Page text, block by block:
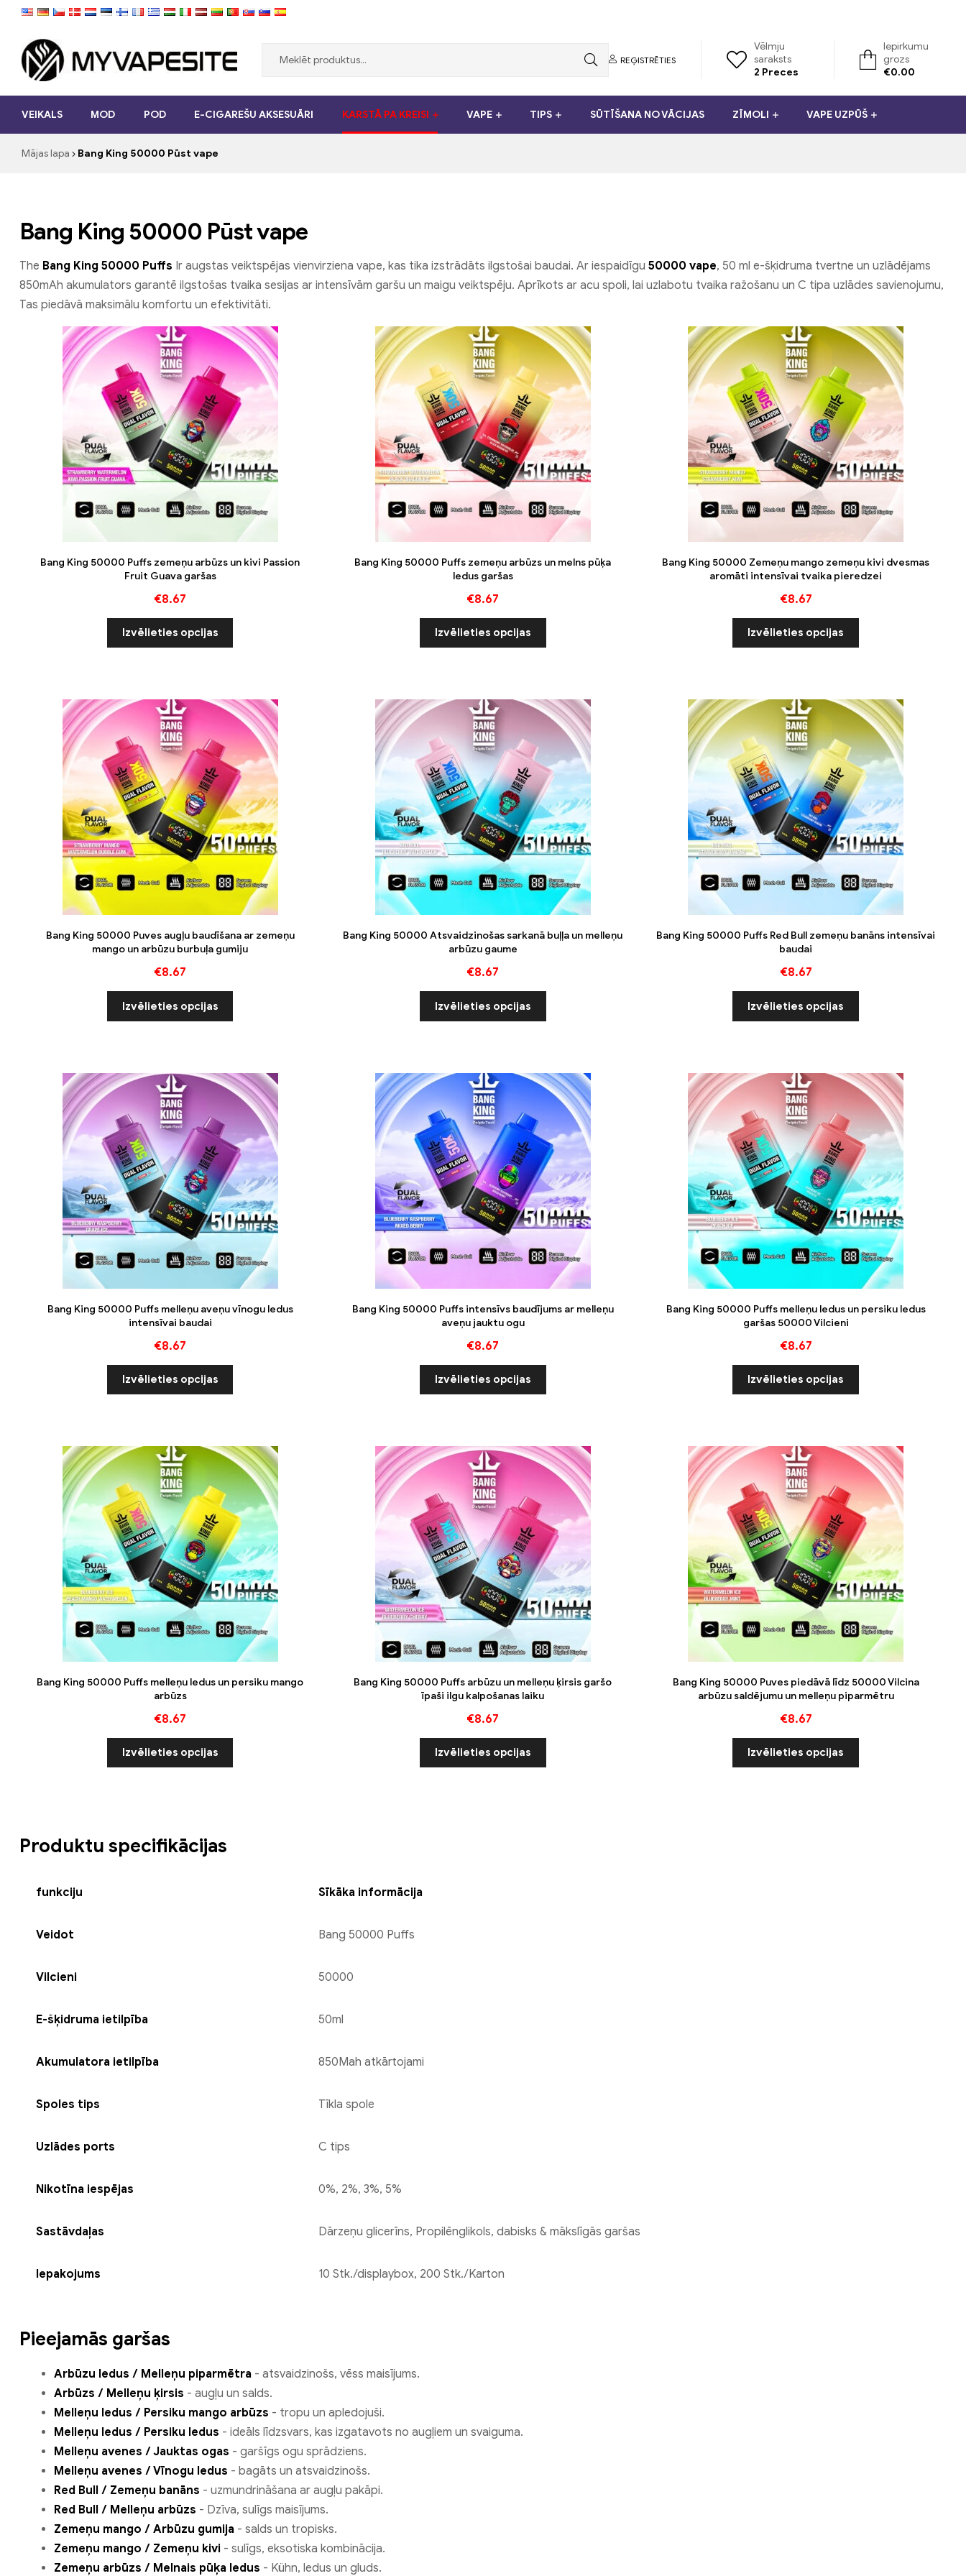
Myvapesite.de
cigaretes
REĢISTRĒTIES
Vēlmju
saraksts
2 Preces
Iepirkumu
grozs
€0.00
VEIKALS MOD POD E-CIGAREŠU AKSESUĀRI KARSTĀ PA KREISI VAPE TIPS SŪTĪŠANA NO VĀCIJAS ZĪMOLI VAPE UZPŪŠ
Mājas lapa Bang King 50000 Pūst vape
Bang King 50000 Pūst vape
The Bang King 50000 Puffs Ir augstas veiktspējas vienvirziena vape, kas tika izstrādāts ilgstošai baudai. Ar iespaidīgu 50000 vape, 50 ml e-šķidruma tvertne un uzlādējams
850mAh akumulators garantē ilgstošas ​​tvaika sesijas ar intensīvām garšu un maigu veiktspēju. Aprīkots ar acu spoli, lai uzlabotu tvaika ražošanu un C tipa uzlādes savienojumu,
Tas piedāvā maksimālu komfortu un efektivitāti.
Bang King 50000 Puffs zemeņu arbūzs un kivi Passion
Fruit Guava garšas
€8.67
Izvēlieties opcijas
Bang King 50000 Puffs zemeņu arbūzs un melns pūķa
ledus garšas
€8.67
Izvēlieties opcijas
Bang King 50000 Zemeņu mango zemeņu kivi dvesmas
aromāti intensīvai tvaika pieredzei
€8.67
Izvēlieties opcijas
Bang King 50000 Puves augļu baudīšana ar zemeņu
mango un arbūzu burbuļa gumiju
€8.67
Izvēlieties opcijas
Bang King 50000 Atsvaidzinošas sarkanā buļļa un melleņu
arbūzu gaume
€8.67
Izvēlieties opcijas
Bang King 50000 Puffs Red Bull zemeņu banāns intensīvai
baudai
€8.67
Izvēlieties opcijas
Bang King 50000 Puffs melleņu aveņu vīnogu ledus
intensīvai baudai
€8.67
Izvēlieties opcijas
Bang King 50000 Puffs intensīvs baudījums ar melleņu
aveņu jauktu ogu
€8.67
Izvēlieties opcijas
Bang King 50000 Puffs melleņu ledus un persiku ledus
garšas 50000 Vilcieni
€8.67
Izvēlieties opcijas
Bang King 50000 Puffs melleņu ledus un persiku mango
arbūzs
€8.67
Izvēlieties opcijas
Bang King 50000 Puffs arbūzu un melleņu ķirsis garšo
īpaši ilgu kalpošanas laiku
€8.67
Izvēlieties opcijas
Bang King 50000 Puves piedāvā līdz 50000 Vilcina
arbūzu saldējumu un melleņu piparmētru
€8.67
Izvēlieties opcijas
Produktu specifikācijas
funkciju Sīkāka informācija
Veidot Bang 50000 Puffs
Vilcieni 50000
E-šķidruma ietilpība 50ml
Akumulatora ietilpība 850Mah atkārtojami
Spoles tips Tīkla spole
Uzlādes ports C tips
Nikotīna iespējas 0%, 2%, 3%, 5%
Sastāvdaļas Dārzeņu glicerīns, Propilēnglikols, dabisks & mākslīgās garšas
Iepakojums 10 Stk./displaybox, 200 Stk./Karton
Pieejamās garšas
Arbūzu ledus / Melleņu piparmētra - atsvaidzinošs, vēss maisījums.
Arbūzs / Melleņu ķirsis - augļu un salds.
Melleņu ledus / Persiku mango arbūzs - tropu un apledojuši.
Melleņu ledus / Persiku ledus - ideāls līdzsvars, kas izgatavots no augļiem un svaiguma.
Melleņu avenes / Jauktas ogas - garšīgs ogu sprādziens.
Melleņu avenes / Vīnogu ledus - bagāts un atsvaidzinošs.
Red Bull / Zemeņu banāns - uzmundrināšana ar augļu pakāpi.
Red Bull / Melleņu arbūzs - Dzīva, sulīgs maisījums.
Zemeņu mango / Arbūzu gumija - salds un tropisks.
Zemeņu mango / Zemeņu kivi - sulīgs, eksotiska kombinācija.
Zemeņu arbūzs / Melnais pūķa ledus - Kühn, ledus un gluds.